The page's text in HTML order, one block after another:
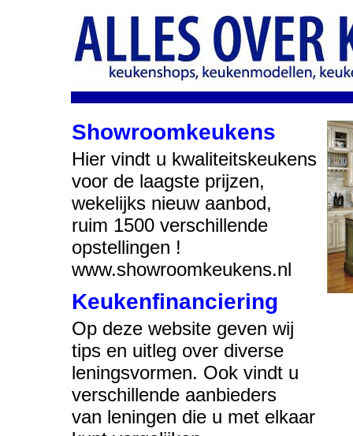
Showroomkeukens
Hier vindt u kwaliteitskeukens
voor de laagste prijzen,
wekelijks nieuw aanbod,
ruim 1500 verschillende
opstellingen !
www.showroomkeukens.nl
Keukenfinanciering
Op deze website geven wij
tips en uitleg over diverse
leningsvormen. Ook vindt u
verschillende aanbieders
van leningen die u met elkaar